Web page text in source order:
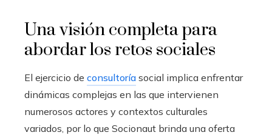
Una visión completa para
abordar los retos sociales
El ejercicio de consultoría social implica enfrentar
dinámicas complejas en las que intervienen
numerosos actores y contextos culturales
variados, por lo que Socionaut brinda una oferta